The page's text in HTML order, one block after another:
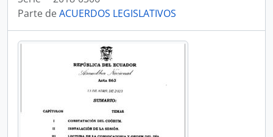
Parte deACUERDOS LEGISLATIVOS